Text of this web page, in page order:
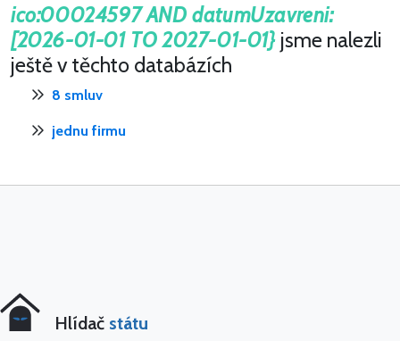
ico:00024597 AND datumUzavreni:
[2026-01-01 TO 2027-01-01}jsme nalezli
ještě v těchto databázích
8 smluv
jednu firmu
Hlídač státu